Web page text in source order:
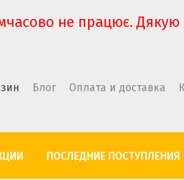
не працює.
Блог Оплата и доставка
ПОСЛЕДНИЕ ПОСТУПЛЕНИЯ